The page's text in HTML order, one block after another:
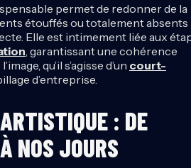
permet de redonner de la
étouffés ou totalement
Elle est intimement liée aux
, garantissant une cohérence
qu’il s’agisse d’un court-
d’entreprise.
: DE
NOS JOURS